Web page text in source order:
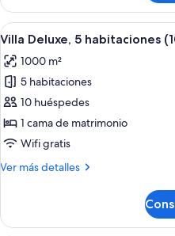
2
habitaciones
(High
Abrir
todas
las
fotos
de
Villa
Deluxe,
habitaciones
16
Villa Deluxe, 5 habitaciones
1000 m²
5 habitaciones
10 huéspedes
1 cama de matrimonio
Wifi gratis
Ver más detalles
Más
Deluxe,